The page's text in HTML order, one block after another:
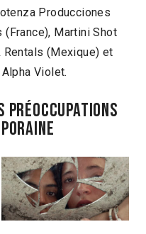
Producciones
(France), Martini Shot
Rentals (Mexique) et
Violet.